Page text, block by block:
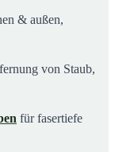
& außen,
von Staub,
für fasertiefe